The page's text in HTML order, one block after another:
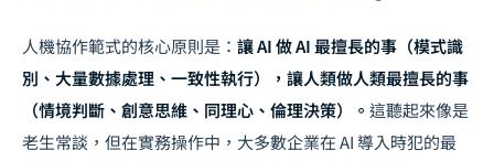
人機協作範式的核心原則是： 讓 AI 做 AI 最擅長的事（模式識
別、大量數據處理、一致性執行），讓人類做人類最擅長的事
（情境判斷、創意思維、同理心、倫理決策）。 這聽起來像是
老生常談，但在實務操作中，大多數企業在 AI 導入時犯的最